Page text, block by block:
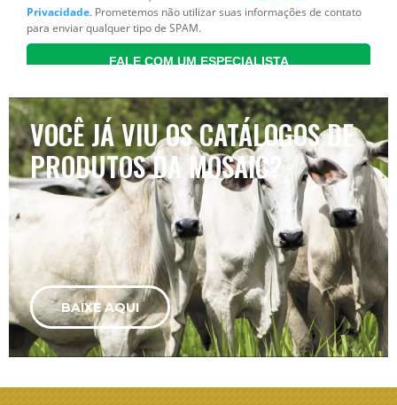
VOCÊ JÁ VIU OS CATÁLOGOS DE
PRODUTOS DA MOSAIC?
BAIXE AQUI